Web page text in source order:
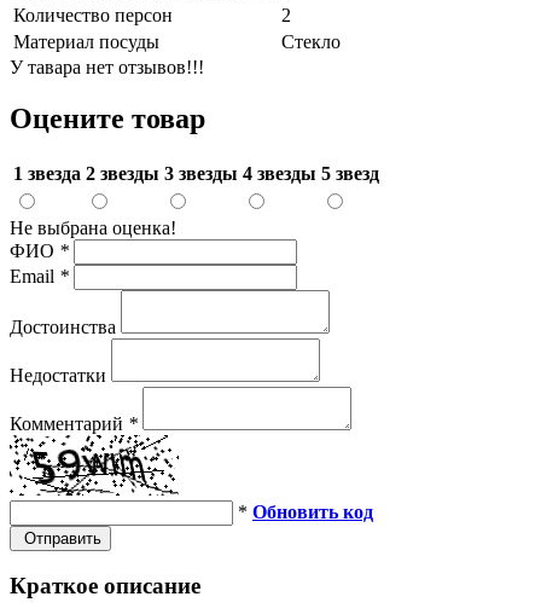
Количество персон
2
Материал посуды
Стекло
У тавара нет отзывов!!!
Оцените товар
1 звезда 2 звезды 3 звезды 4 звезды 5 звезд
Не выбрана оценка!
ФИО *
Email *
Достоинства
Недостатки
Комментарий *
* Обновить код
Отправить
Краткое описание